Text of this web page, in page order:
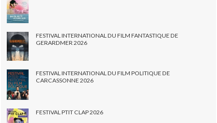
FESTIVAL INTERNATIONAL DU FILM FANTASTIQUE DE
GERARDMER 2026
FESTIVAL INTERNATIONAL DU FILM POLITIQUE DE
CARCASSONNE 2026
FESTIVAL PTIT CLAP 2026